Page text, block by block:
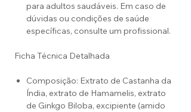
para adultos saudáveis. Em caso de
dúvidas ou condições de saúde
específicas, consulte um profissional.
Ficha Técnica Detalhada
Composição: Extrato de Castanha da
Índia, extrato de Hamamelis, extrato
de Ginkgo Biloba, excipiente (amido